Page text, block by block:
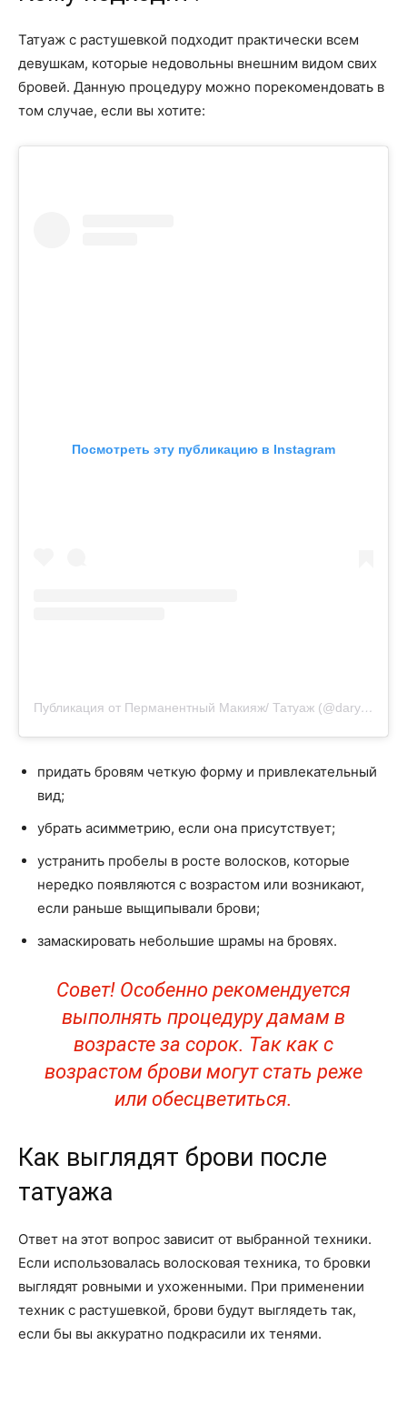
Татуаж с растушевкой подходит практически всем
девушкам, которые недовольны внешним видом свих
бровей. Данную процедуру можно порекомендовать в
том случае, если вы хотите:
Посмотреть эту публикацию в Instagram
Публикация от Перманентный Макияж/ Татуаж (@darya_semko)
придать бровям четкую форму и привлекательный
вид;
убрать асимметрию, если она присутствует;
устранить пробелы в росте волосков, которые
нередко появляются с возрастом или возникают,
если раньше выщипывали брови;
замаскировать небольшие шрамы на бровях.
Совет! Особенно рекомендуется
выполнять процедуру дамам в
возрасте за сорок. Так как с
возрастом брови могут стать реже
или обесцветиться.
Как выглядят брови после
татуажа
Ответ на этот вопрос зависит от выбранной техники.
Если использовалась волосковая техника, то бровки
выглядят ровными и ухоженными. При применении
техник с растушевкой, брови будут выглядеть так,
если бы вы аккуратно подкрасили их тенями.